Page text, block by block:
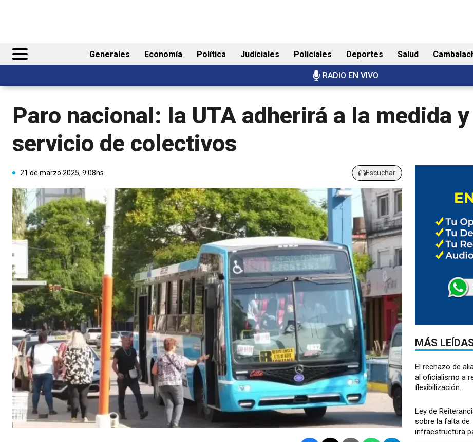
Generales Economía Política Judiciales Policiales Deportes Salud
RADIO EN VIVO
Paro nacional: la UTA adherirá a la medida
servicio de colectivos
21 de marzo 2025, 9:08hs Escuchar
MÁS
El rechazo de
al oficialismo a
flexibilización...
Ley de
sobre la falta de
infraestructura